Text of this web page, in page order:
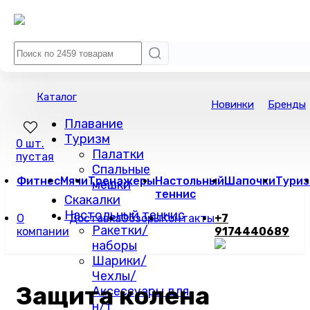
Каталог
Плавание
Туризм
Палатки
Спальные
мешки
Скакалки
Настольный теннис
Ракетки/
наборы
Шарики/
Чехлы/
Аксессуары для
н/т
Новинки Бренды
0 шт.
пустая
ФитнесМячиТренажерыНастольный
теннис
Шапочки
О
компании
ДоставкаОбзорыКонтакты+7
9174440689
Защита колена